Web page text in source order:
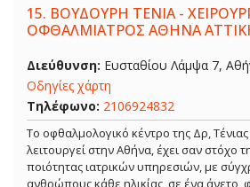
15. ΒΟΥΔΟΥΡΗ ΤΕΝΙΑ -
ΟΦΘΑΛΜΙΑΤΡΟΣ ΑΘΗΝΑ
Διεύθυνση: Ευσταθίου Λάμψα 7,
Οδηγίες χάρτη
Τηλέφωνο: 2106924832
Το οφθαλμολογικό κέντρο της Δρ,
λειτουργεί στην Αθήνα, έχει σαν στόχο
ποιότητας ιατρικών υπηρεσιών, με
ανθρώπους κάθε ηλικίας, σε ένα άνετο,